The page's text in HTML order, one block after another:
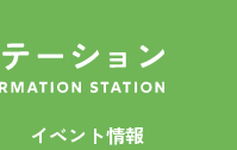
イベント情報